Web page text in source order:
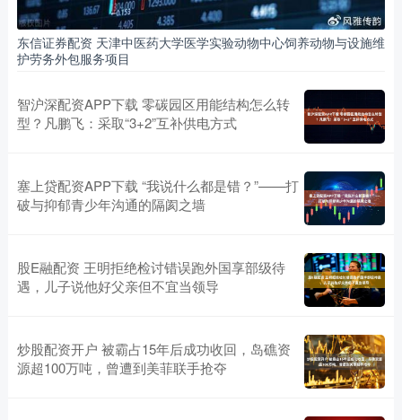
东信证券配资 天津中医药大学医学实验动物中心饲养动物与设施维
护劳务外包服务项目
智沪深配资APP下载 零碳园区用能结构怎么转
型？凡鹏飞：采取“3+2”互补供电方式
塞上贷配资APP下载 “我说什么都是错？”——打
破与抑郁青少年沟通的隔阂之墙
股E融配资 王明拒绝检讨错误跑外国享部级待
遇，儿子说他好父亲但不宜当领导
炒股配资开户 被霸占15年后成功收回，岛礁资
源超100万吨，曾遭到美菲联手抢夺